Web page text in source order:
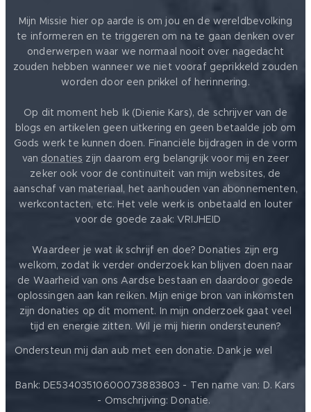
Mijn Missie hier op aarde is om jou en de wereldbevolking
te informeren en te triggeren om na te gaan denken over
onderwerpen waar we normaal nooit over nagedacht
zouden hebben wanneer we niet vooraf geprikkeld zouden
worden door een prikkel of herinnering.
Op dit moment heb Ik (Dienie Kars), de schrijver van de
blogs en artikelen geen uitkering en geen betaalde job om
Gods werk te kunnen doen. Financiële bijdragen in de vorm
van donaties zijn daarom erg belangrijk voor mij en zeer
zeker ook voor de continuïteit van mijn websites, de
aanschaf van materiaal, het aanhouden van abonnementen,
werkcontacten, etc. Het vele werk is onbetaald en louter
voor de goede zaak: VRIJHEID ❤️
Waardeer je wat ik schrijf en doe? Donaties zijn erg
welkom, zodat ik verder onderzoek kan blijven doen naar
de Waarheid van ons Aardse bestaan en daardoor goede
oplossingen aan kan reiken. Mijn enige bron van inkomsten
zijn donaties op dit moment. In mijn onderzoek gaat veel
tijd en energie zitten. Wil je mij hierin ondersteunen?
Ondersteun mij dan aub met een donatie. Dank je wel
Bank: DE53403510600073883803 - Ten name van: D. Kars
- Omschrijving: Donatie.